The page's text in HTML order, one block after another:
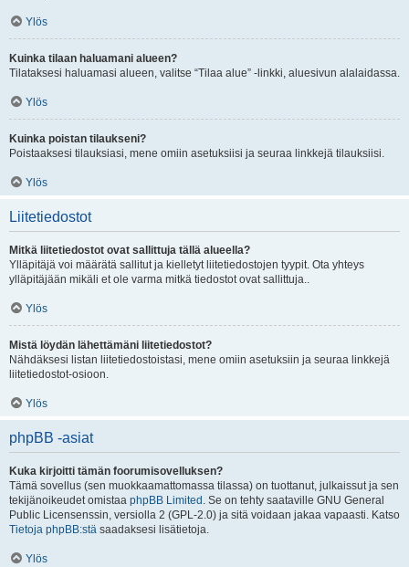
Ylös
Kuinka tilaan haluamani alueen?
Tilataksesi haluamasi alueen, valitse “Tilaa alue” -linkki, aluesivun alalaidassa.
Ylös
Kuinka poistan tilaukseni?
Poistaaksesi tilauksiasi, mene omiin asetuksiisi ja seuraa linkkejä tilauksiisi.
Ylös
Liitetiedostot
Mitkä liitetiedostot ovat sallittuja tällä alueella?
Ylläpitäjä voi määrätä sallitut ja kielletyt liitetiedostojen tyypit. Ota yhteys
ylläpitäjään mikäli et ole varma mitkä tiedostot ovat sallittuja..
Ylös
Mistä löydän lähettämäni liitetiedostot?
Nähdäksesi listan liitetiedostoistasi, mene omiin asetuksiin ja seuraa linkkejä
liitetiedostot-osioon.
Ylös
phpBB -asiat
Kuka kirjoitti tämän foorumisovelluksen?
Tämä sovellus (sen muokkaamattomassa tilassa) on tuottanut, julkaissut ja sen
tekijänoikeudet omistaa phpBB Limited . Se on tehty saataville GNU General
Public Licensenssin, versiolla 2 (GPL-2.0) ja sitä voidaan jakaa vapaasti. Katso
Tietoja phpBB:stä saadaksesi lisätietoja.
Ylös